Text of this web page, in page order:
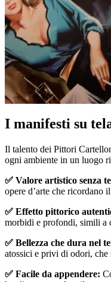
Pause
I manifesti su
Il talento dei Pittori
ogni ambiente in un luogo
✅ Valore artistico senza
opere d’arte che ricordano
✅ Effetto pittorico
morbidi e profondi, simili a
✅ Bellezza che dura nel
atossici e privi di odori, che
✅ Facile da appendere: